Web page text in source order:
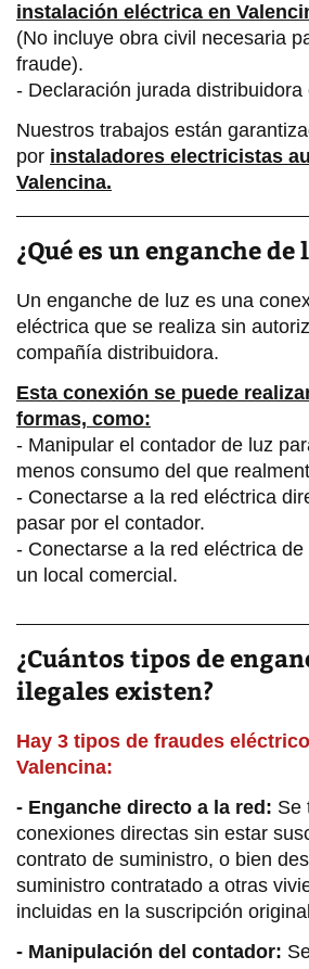
instalación eléctrica en V
(No incluye obra civil necesaria
fraude).
- Declaración jurada distribuidora
Nuestros trabajos están
por instaladores electricistas
Valencina.
¿Qué es un enganche de
Un enganche de luz es una
eléctrica que se realiza sin
compañía distribuidora.
Esta conexión se puede
formas, como:
- Manipular el contador de luz
menos consumo del que
- Conectarse a la red eléctrica
pasar por el contador.
- Conectarse a la red eléctrica
un local comercial.
¿Cuántos tipos de
ilegales existen?
Hay 3 tipos de fraudes
Valencina:
- Enganche directo a la red: Se
conexiones directas sin estar
contrato de suministro, o bien
suministro contratado a otras
incluidas en la suscripción
- Manipulación del contador: